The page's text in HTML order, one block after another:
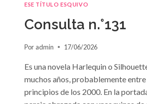
ESE TÍTULO ESQUIVO
Consulta n.°131
Por admin 17/06/2026
Es una novela Harlequin o
muchos años, probablemente
principios de los 2000. En la